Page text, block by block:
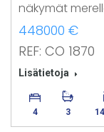
näkymät
448000 €
REF: CO 1870
Lisätietoja
4 3